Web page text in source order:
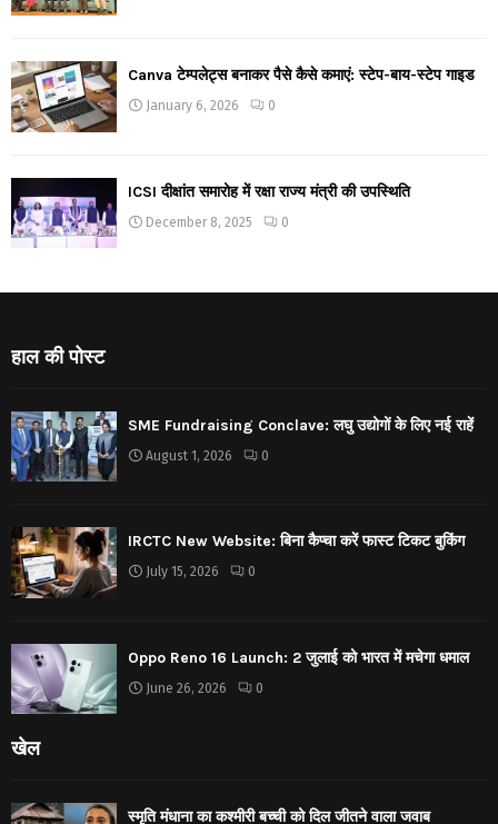
Canva टेम्पलेट्स बनाकर पैसे कैसे कमाएं: स्टेप-बाय-स्टेप गाइड
January 6, 2026 0
ICSI दीक्षांत समारोह में रक्षा राज्य मंत्री की उपस्थिति
December 8, 2025 0
हाल की पोस्ट
SME Fundraising Conclave: लघु उद्योगों के लिए नई राहें
August 1, 2026 0
IRCTC New Website: बिना कैप्चा करें फास्ट टिकट बुकिंग
July 15, 2026 0
Oppo Reno 16 Launch: 2 जुलाई को भारत में मचेगा धमाल
June 26, 2026 0
खेल
स्मृति मंधाना का कश्मीरी बच्ची को दिल जीतने वाला जवाब